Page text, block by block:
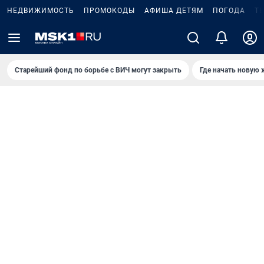
НЕДВИЖИМОСТЬ ПРОМОКОДЫ АФИША ДЕТЯМ ПОГОДА
Старейший фонд по борьбе с ВИЧ могут закрыть Где начать новую